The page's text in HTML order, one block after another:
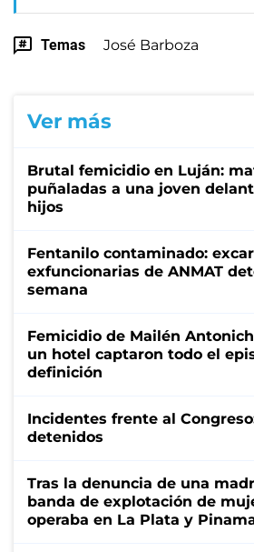
Temas José Barboza
Ver más
Brutal femicidio en Luján:
puñaladas a una joven
hijos
Fentanilo contaminado:
exfuncionarias de ANMAT
semana
Femicidio de Mailén
un hotel captaron todo el
definición
Incidentes frente al
detenidos
Tras la denuncia de una
banda de explotación de
operaba en La Plata y